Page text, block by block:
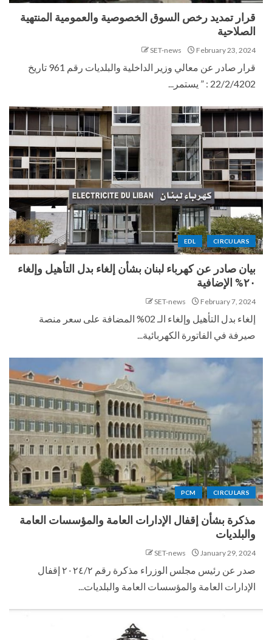
قرار تمديد رخص السوق الخصوصية والعمومية المنتهية
الصلاحية
February 23, 2024
SET-news
قرار صادر عن معالي وزير الداخلية والبلديات رقم 961 تاريخ
22/2/4202 : ” يستمر...
CIRCULARS
EDL
بيان صادر عن كهرباء لبنان بشأن إلغاء بدل التأهيل وإلغاء
٢٠% الإضافية
February 7, 2024
SET-news
إلغاء بدل التأهيل وإلغاء الـ 02% المضافة على سعر منصة
صيرفة في الفاتورة الكهربائية...
CIRCULARS
PCM
مذكرة بشأن إقفال الإدارات العامة والمؤسسات العامة
والبلديات
January 29, 2024
SET-news
صدر عن رئيس مجلس الوزراء مذكرة رقم ٢٠٢٤/٢ إقفال
الإدارات العامة والمؤسسات العامة والبلديات...